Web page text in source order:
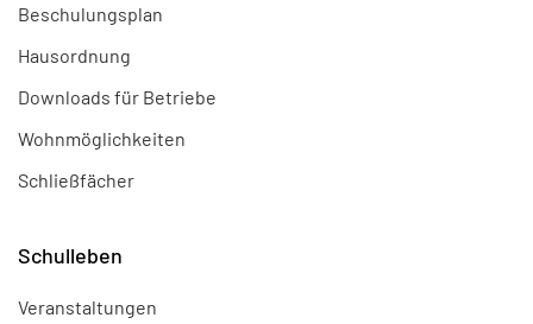
Beschulungsplan
Hausordnung
Downloads für Betriebe
Wohnmöglichkeiten
Schließfächer
Schulleben
Veranstaltungen